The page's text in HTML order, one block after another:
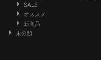
SALE
オススメ
新商品
未分類